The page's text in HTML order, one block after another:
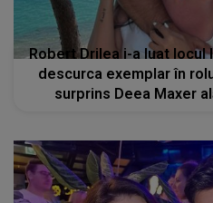
Robert Drilea i-a luat locul
descurca exemplar în
surprins Deea Maxer